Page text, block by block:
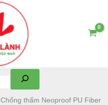
Chống thấm Neoproof PU Fiber